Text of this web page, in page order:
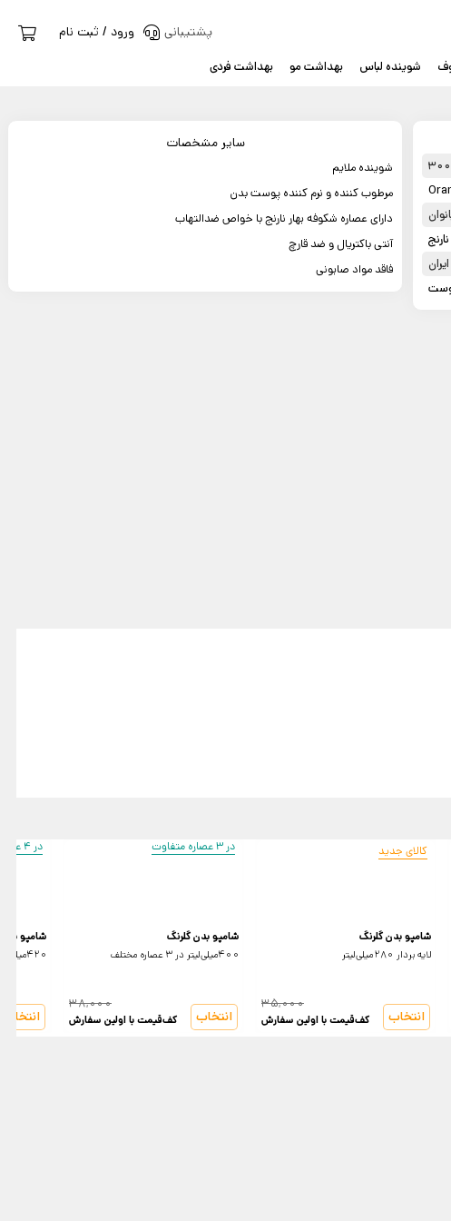
ورود / ثبت نام پشتیبانی
شوینده لباس بهداشت مو بهداشت فردی
300
ایران
سایر مشخصات
شوینده ملایم
مرطوب کننده و نرم کننده پوست بدن
دارای عصاره شکوفه بهار نارنج با خواص ضدالتهاب
آنتی باکتریال و ضد قارچ
فاقد مواد صابونی
کالای جدید
شامپو بدن گلرنگ
لایه بردار 280میلی‌لیتر
35,000
کف‌قیمت با اولین سفارش انتخاب
در 3 عصاره متفاوت
شامپو بدن گلرنگ
400میلی‌لیتر در 3 عصاره مختلف
38,000
کف‌قیمت با اولین سفارش انتخاب
در 4 عصاره متفاوت
شامپو
420میلی‌لیتر در 4 عصاره مختلف
انتخاب